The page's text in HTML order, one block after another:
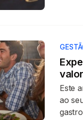
Este
ao